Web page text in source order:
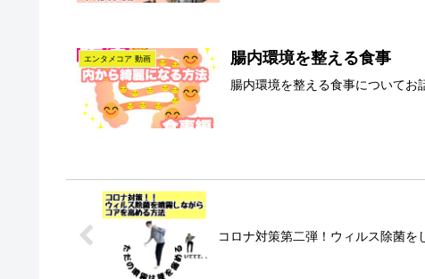
エンタメコア 動画 腸内環境を整える食事
腸内環境を整える食事についてお
コロナ対策第二弾！ウィルス除菌を